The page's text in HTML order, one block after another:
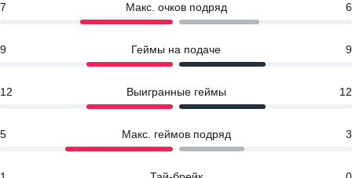
7 Макс. очков подряд 6
9 Геймы на подаче 9
12 Выигранные геймы 12
5 Макс. геймов подряд 3